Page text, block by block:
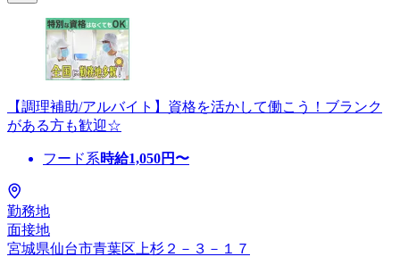
【調理補助/アルバイト】資格を活かして働こう！ブランク
がある方も歓迎☆
フード系時給1,050円〜
勤務地
面接地
宮城県仙台市青葉区上杉２－３－１７